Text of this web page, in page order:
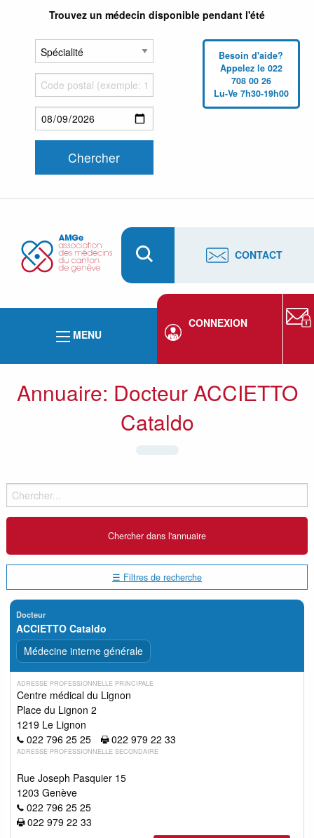
Trouvez un médecin disponible pendant l'été
Besoin d'aide?
Appelez le 022
708 00 26
Lu-Ve 7h30-19h00
CONTACT
MENU
CONNEXION
Annuaire: Docteur ACCIETTO
Cataldo
☰ Filtres de recherche
Docteur
ACCIETTO Cataldo
Médecine interne générale
ADRESSE PROFESSIONNELLE PRINCIPALE
Centre médical du Lignon
Place du Lignon 2
1219 Le Lignon
022 796 25 25
022 979 22 33
ADRESSE PROFESSIONNELLE SECONDAIRE
Rue Joseph Pasquier 15
1203 Genève
022 796 25 25
022 979 22 33